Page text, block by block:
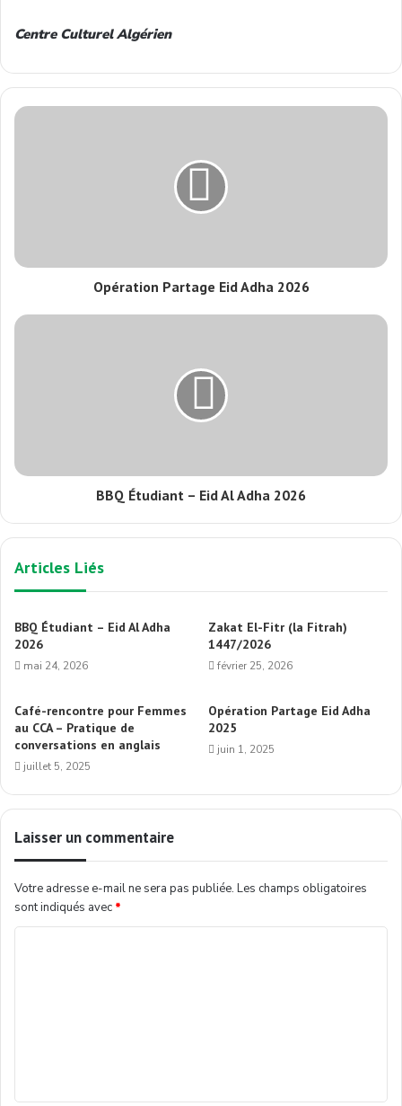
Centre Culturel Algérien
Opération Partage Eid Adha 2026
BBQ Étudiant – Eid Al Adha 2026
Articles Liés
BBQ Étudiant – Eid Al Adha
2026
mai 24, 2026
Zakat El-Fitr (la Fitrah)
1447/2026
février 25, 2026
Café-rencontre pour Femmes
au CCA – Pratique de
conversations en anglais
juillet 5, 2025
Opération Partage Eid Adha
2025
juin 1, 2025
Laisser un commentaire
Votre adresse e-mail ne sera pas publiée. Les champs obligatoires
sont indiqués avec *